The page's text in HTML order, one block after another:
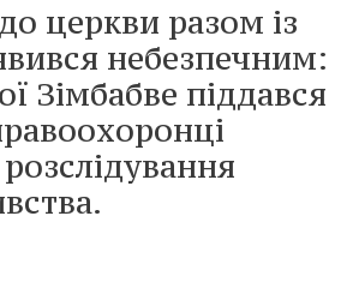
церкви разом із
небезпечним:
Зімбабве піддався